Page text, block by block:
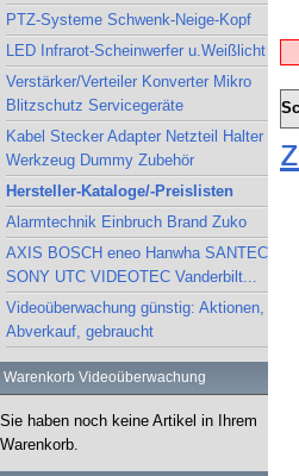
PTZ-Systeme Schwenk-Neige-Kopf
LED Infrarot-Scheinwerfer u.Weißlicht
Verstärker/Verteiler Konverter Mikro
Blitzschutz Servicegeräte
Kabel Stecker Adapter Netzteil Halter
Werkzeug Dummy Zubehör
Hersteller-Kataloge/-Preislisten
Alarmtechnik Einbruch Brand Zuko
AXIS BOSCH eneo Hanwha SANTEC
SONY UTC VIDEOTEC Vanderbilt...
Videoüberwachung günstig: Aktionen,
Abverkauf, gebraucht
Warenkorb Videoüberwachung
Sie haben noch keine Artikel in Ihrem
Warenkorb.